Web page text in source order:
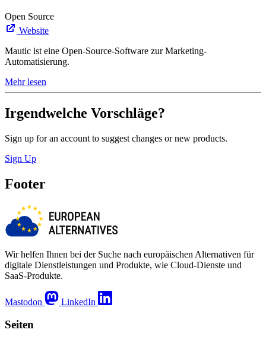
Open Source
Website
Mautic ist eine Open-Source-Software zur Marketing-
Automatisierung.
Mehr lesen
Irgendwelche Vorschläge?
Sign up for an account to suggest changes or new products.
Sign Up
Footer
Wir helfen Ihnen bei der Suche nach europäischen Alternativen für
digitale Dienstleistungen und Produkte, wie Cloud-Dienste und
SaaS-Produkte.
Mastodon LinkedIn
Seiten